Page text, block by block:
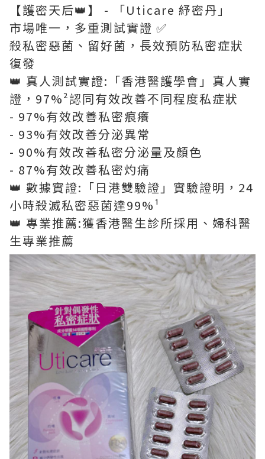
【護密天后👑】 - 「Uticare 紓密丹」
市場唯一，多重測試實證 ✅
殺私密惡菌、留好菌，⻑效預防私密症狀
復發
👑 真人測試實證:「香港醫護學會」真人實
證，97%²認同有效改善不同程度私症狀
- 97%有效改善私密痕癢
- 93%有效改善分泌異常
- 90%有效改善私密分泌量及顏色
- 87%有效改善私密灼痛
👑 數據實證:「日港雙驗證」實驗證明，24
小時殺滅私密惡菌達99%¹
👑 專業推薦:獲香港醫生診所採用、婦科醫
生專業推薦